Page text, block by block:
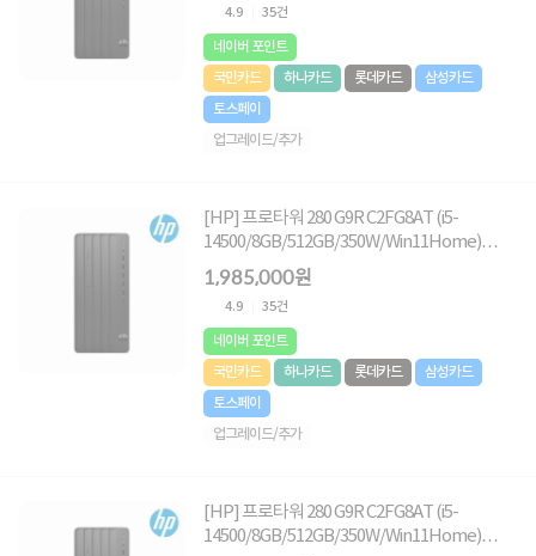
4.9 35건
네이버 포인트
국민카드
하나카드 롯데카드
삼성카드
토스페이
업그레이드/추가
[HP] 프로타워 280 G9R C2FG8AT (i5-
14500/8GB/512GB/350W/Win11Home)
[32GB RAM 구성(총16GB*2)]
1,985,000원
4.9 35건
네이버 포인트
국민카드
하나카드 롯데카드
삼성카드
토스페이
업그레이드/추가
[HP] 프로타워 280 G9R C2FG8AT (i5-
14500/8GB/512GB/350W/Win11Home)